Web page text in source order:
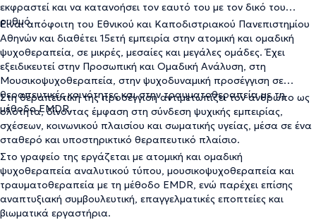
εκφραστεί και να κατανοήσει τον εαυτό του με τον δικό του
ρυθμό.
Είναι απόφοιτη του Εθνικού και Καποδιστριακού Πανεπιστημίου
Αθηνών και διαθέτει 15ετή εμπειρία στην ατομική και ομαδική
ψυχοθεραπεία, σε μικρές, μεσαίες και μεγάλες ομάδες. Έχει
εξειδικευτεί στην Προσωπική και Ομαδική Ανάλυση, στη
Μουσικοψυχοθεραπεία, στην ψυχοδυναμική προσέγγιση σε
θεραπευτικές κοινότητες και στην τραυματοθεραπεία με τη
μέθοδο EMDR.
Στη θεραπευτική της προσέγγιση αντιμετωπίζει τον άνθρωπο ως
ολότητα, δίνοντας έμφαση στη σύνδεση ψυχικής εμπειρίας,
σχέσεων, κοινωνικού πλαισίου και σωματικής υγείας, μέσα σε ένα
σταθερό και υποστηρικτικό θεραπευτικό πλαίσιο.
Στο γραφείο της εργάζεται με ατομική και ομαδική
ψυχοθεραπεία αναλυτικού τύπου, μουσικοψυχοθεραπεία και
τραυματοθεραπεία με τη μέθοδο EMDR, ενώ παρέχει επίσης
αναπτυξιακή συμβουλευτική, επαγγελματικές εποπτείες και
βιωματικά εργαστήρια.